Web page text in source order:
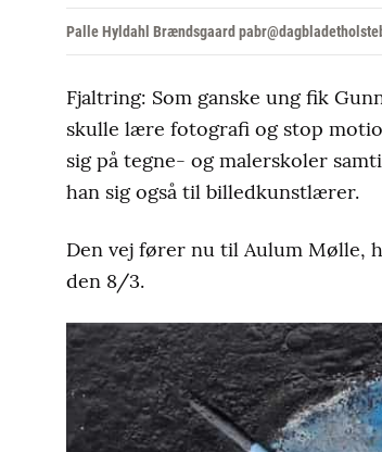
Palle Hyldahl Brændsgaard
Fjaltring: Som ganske ung fik
skulle lære fotografi og stop
sig på tegne- og malerskoler
han sig også til billedkunstlærer.
Den vej fører nu til Aulum Mølle,
den 8/3.